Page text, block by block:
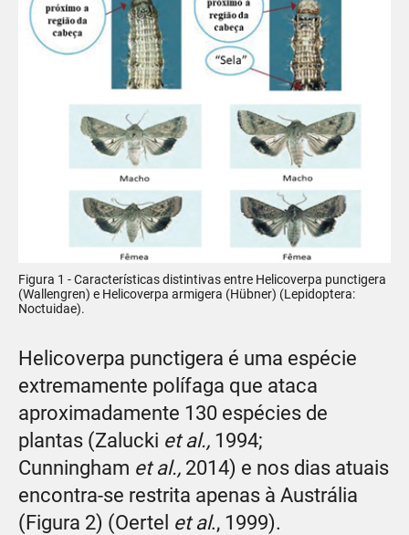
Figura 1 - Características distintivas entre Helicoverpa punctigera
(Wallengren) e Helicoverpa armigera (Hübner) (Lepidoptera:
Noctuidae).
Helicoverpa punctigera é uma espécie
extremamente polífaga que ataca
aproximadamente 130 espécies de
plantas (Zalucki et al., 1994;
Cunningham et al., 2014) e nos dias atuais
encontra-se restrita apenas à Austrália
(Figura 2) (Oertel et al., 1999).